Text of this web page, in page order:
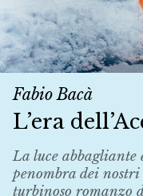
Fabio Bacà
L’era
La luce abbagliante
penombra dei
turbinoso romanzo